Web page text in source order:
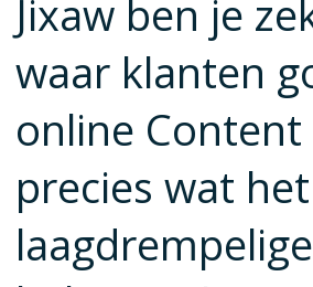
Jixaw ben je
waar klanten
online
precies wat